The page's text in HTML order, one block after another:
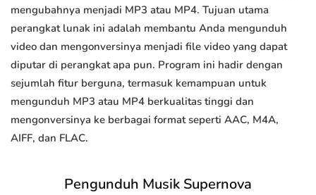
mengubahnya menjadi MP3 atau MP4. Tujuan utama
perangkat lunak ini adalah membantu Anda mengunduh
video dan mengonversinya menjadi file video yang dapat
diputar di perangkat apa pun. Program ini hadir dengan
sejumlah fitur berguna, termasuk kemampuan untuk
mengunduh MP3 atau MP4 berkualitas tinggi dan
mengonversinya ke berbagai format seperti AAC, M4A,
AIFF, dan FLAC.
Pengunduh Musik Supernova